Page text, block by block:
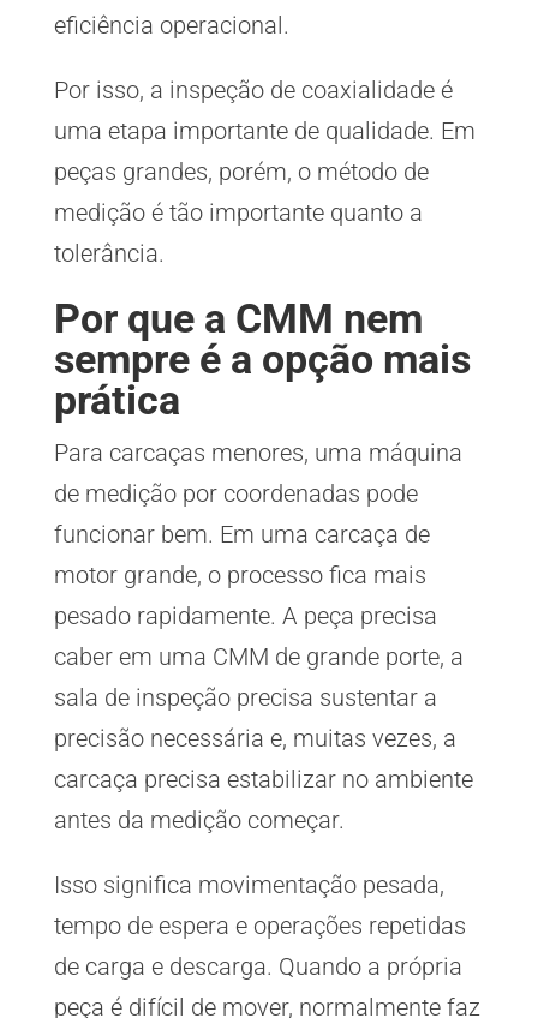
eficiência operacional.
Por isso, a inspeção de coaxialidade é
uma etapa importante de qualidade. Em
peças grandes, porém, o método de
medição é tão importante quanto a
tolerância.
Por que a CMM nem
sempre é a opção mais
prática
Para carcaças menores, uma máquina
de medição por coordenadas pode
funcionar bem. Em uma carcaça de
motor grande, o processo fica mais
pesado rapidamente. A peça precisa
caber em uma CMM de grande porte, a
sala de inspeção precisa sustentar a
precisão necessária e, muitas vezes, a
carcaça precisa estabilizar no ambiente
antes da medição começar.
Isso significa movimentação pesada,
tempo de espera e operações repetidas
de carga e descarga. Quando a própria
peça é difícil de mover, normalmente faz